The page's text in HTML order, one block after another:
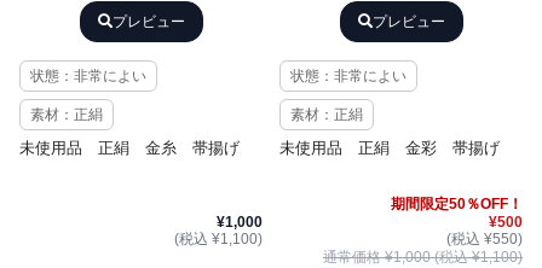
プレビュー
状態：非常によい
素材：正絹
未使用品 正絹 金糸 帯揚げ
¥1,000
(税込 ¥1,100)
プレビュー
状態：非常によい
素材：正絹
未使用品 正絹 金彩 帯揚げ
期間限定50％OFF！
¥500
(税込 ¥550)
通常価格 ¥1,000 (税込 ¥1,100)